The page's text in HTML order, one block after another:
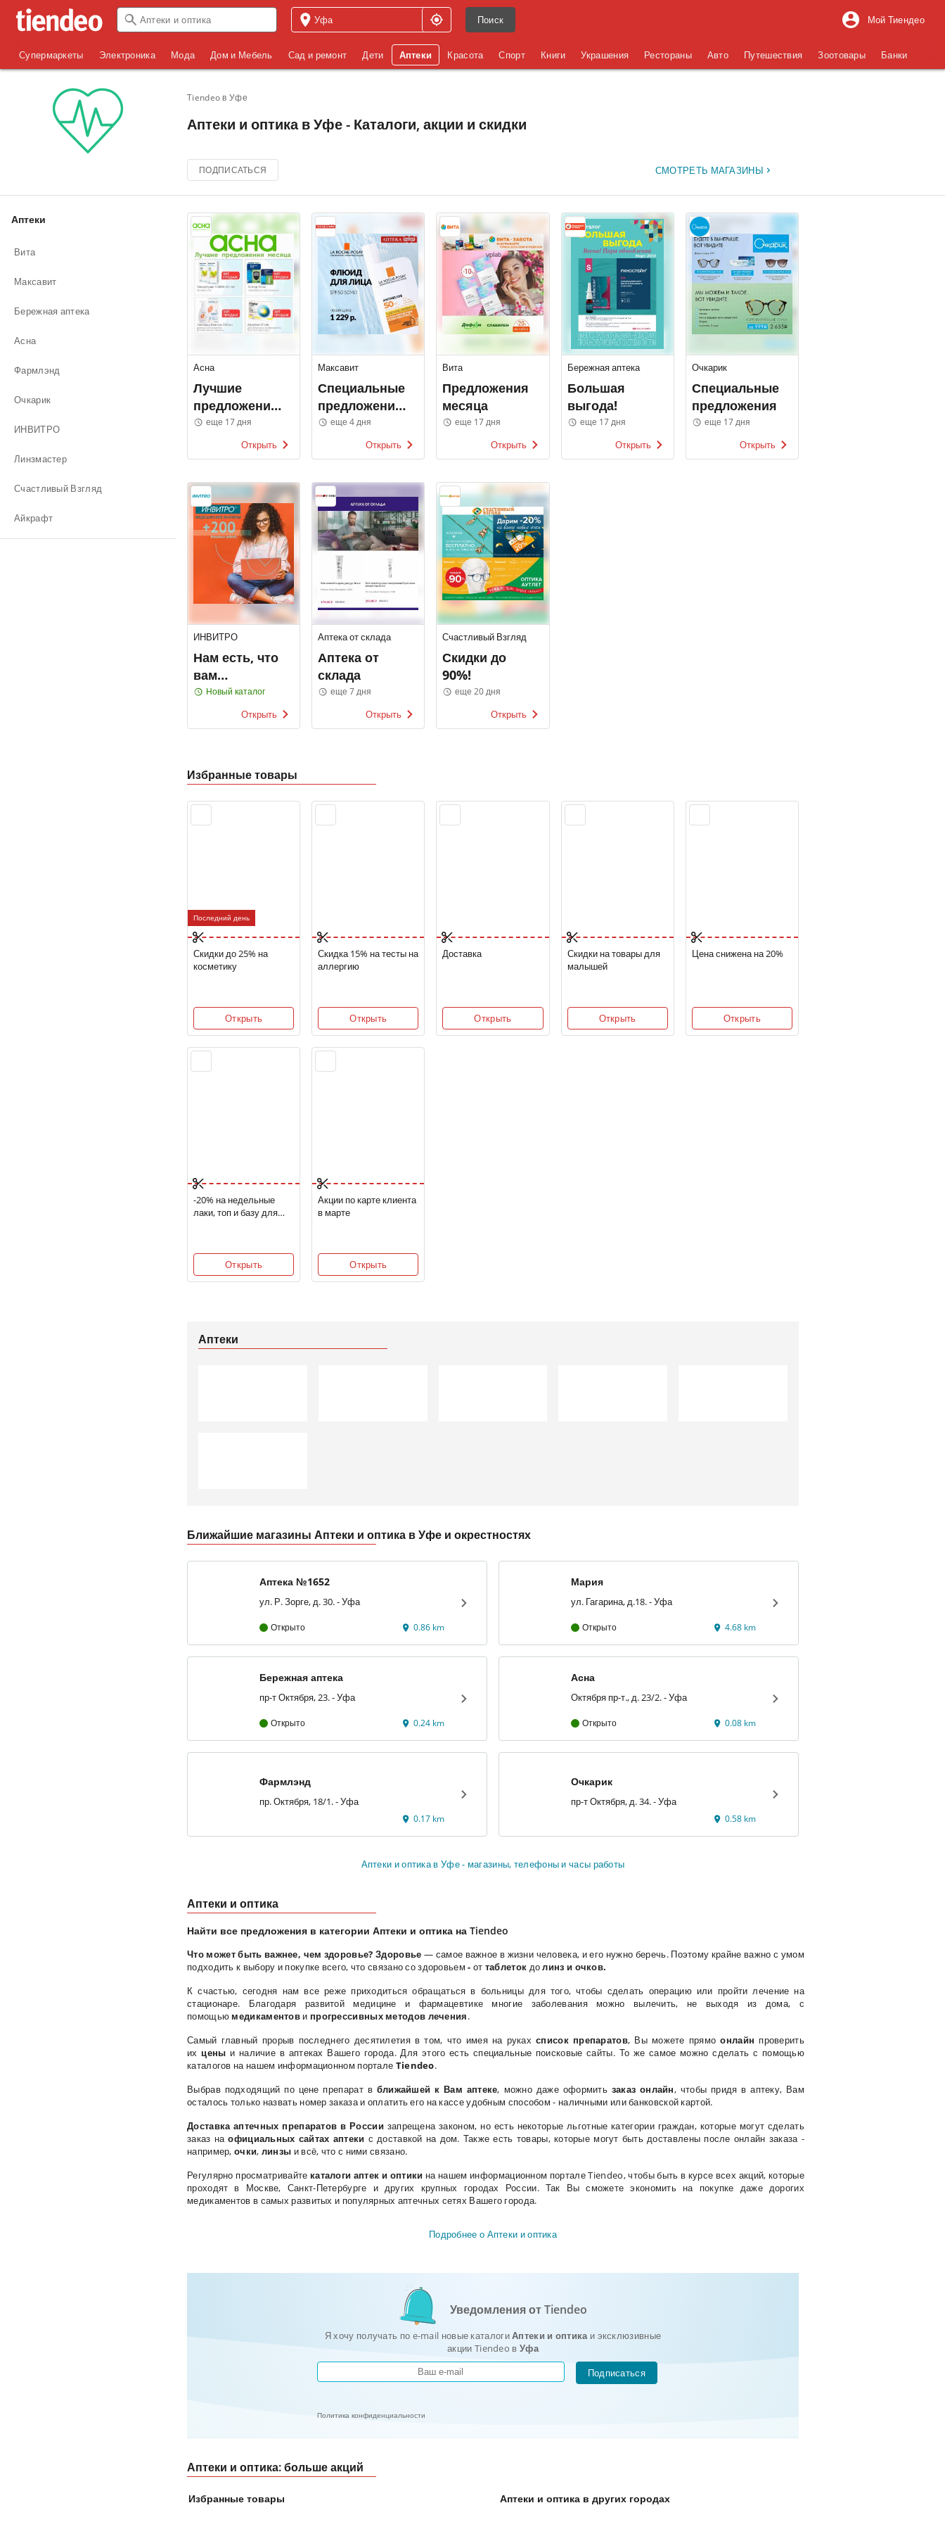
Поиск Мой Тиендео
Супермаркеты Электроника Мода Дом и Мебель Сад и ремонт Дети Аптеки Красота Спорт Книги Украшения Рестораны Авто Путешествия Зоотовары Банки
Tiendeo в Уфе
Аптеки и оптика в Уфе - Каталоги, акции и скидки
ПОДПИСАТЬСЯ СМОТРЕТЬ МАГАЗИНЫ
Аптеки
Вита
Максавит
Бережная аптека
Асна
Фармлэнд
Очкарик
ИНВИТРО
Линзмастер
Счастливый Взгляд
Айкрафт
Асна
Лучшие
предложения
месяца
еще 17 дня
Открыть
Максавит
Специальные
предложения
на любимые
продукты по
уходу за кожей
еще 4 дня
Открыть
Вита
Предложения
месяца
еще 17 дня
Открыть
Бережная аптека
Большая
выгода!
еще 17 дня
Открыть
Очкарик
Специальные
предложения
еще 17 дня
Открыть
ИНВИТРО
Нам есть, что
вам
предложить
Новый каталог
Открыть
Аптека от склада
Аптека от
склада
еще 7 дня
Открыть
Счастливый Взгляд
Скидки до
90%!
еще 20 дня
Открыть
Избранные товары
Последний день
Скидки до 25% на
косметику
Открыть
Скидка 15% на тесты на
аллергию
Открыть
Доставка
Открыть
Скидки на товары для
малышей
Открыть
Цена снижена на 20%
Открыть
-20% на недельные
лаки, топ и базу для
Открыть
Акции по карте клиента
в марте
Открыть
Аптеки
Ближайшие магазины Аптеки и оптика в Уфе и окрестностях
Аптека №1652
ул. Р. Зорге, д. 30. - Уфа
Открыто 0.86 km
Мария
ул. Гагарина, д.18. - Уфа
Открыто 4.68 km
Бережная аптека
пр-т Октября, 23. - Уфа
Открыто 0.24 km
Асна
Октября пр-т., д. 23/2. - Уфа
Открыто 0.08 km
Фармлэнд
пр. Октября, 18/1. - Уфа
0.17 km
Очкарик
пр-т Октября, д. 34. - Уфа
0.58 km
Аптеки и оптика в Уфе - магазины, телефоны и часы работы
Аптеки и оптика
Найти все предложения в категории Аптеки и оптика на Tiendeo
Что может быть важнее, чем здоровье? Здоровье — самое важное в жизни человека, и его нужно беречь. Поэтому крайне важно с умом
подходить к выбору и покупке всего, что связано со здоровьем - от таблеток долинз и очков.
К счастью, сегодня нам все реже приходиться обращаться в больницы для того, чтобы сделать операцию или пройти лечение на
стационаре. Благодаря развитой медицине и фармацевтике многие заболевания можно вылечить, не выходя из дома, с
помощью медикаментов и прогрессивных методов лечения.
Самый главный прорыв последнего десятилетия в том, что имея на рукахсписок препаратов, Вы можете прямоонлайн проверить
их цены и наличие в аптеках Вашего города. Для этого есть специальные поисковые сайты. То же самое можно сделать с помощью
каталогов на нашем информационном портале Tiendeo.
Выбрав подходящий по цене препарат в ближайшей к Вам аптеке, можно даже оформить заказ онлайн, чтобы придя в аптеку, Вам
осталось только назвать номер заказа и оплатить его на кассе удобным способом - наличными или банковской картой.
Доставка аптечных препаратов в России запрещена законом, но есть некоторые льготные категории граждан, которые могут сделать
заказ наофициальных сайтах аптеки с доставкой на дом. Также есть товары, которые могут быть доставлены после онлайн заказа -
например, очки, линзы и всё, что с ними связано.
Регулярно просматривайте каталоги аптек и оптики на нашем информационном портале Tiendeo, чтобы быть в курсе всех акций, которые
проходят в Москве, Санкт-Петербурге и других крупных городах России. Так Вы сможете экономить на покупке даже дорогих
медикаментов в самых развитых и популярных аптечных сетях Вашего города.
Подробнее о Аптеки и оптика
Уведомления от Tiendeo
Я хочу получать по e-mail новые каталогиАптеки и оптикаи эксклюзивные
акции Tiendeo в Уфа
Подписаться
Политика конфиденциальности
Аптеки и оптика: больше акций
Избранные товары Аптеки и оптика в других городах